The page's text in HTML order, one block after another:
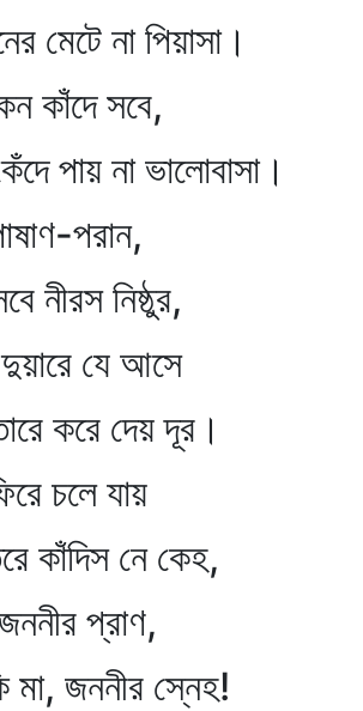
না পিয়াসা।
কাঁদে সবে,
পায় না ভালোবাসা।
পরান,
নিষ্ঠুর,
যে আসে
করে দেয় দূর।
চলে যায়
নে কেহ,
প্রাণ,
জননীর স্নেহ!